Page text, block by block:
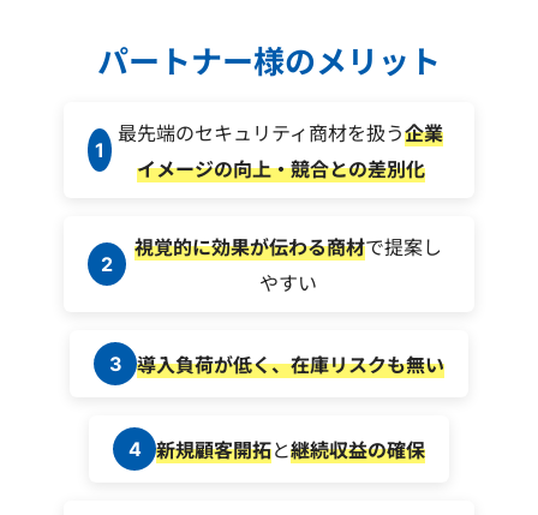
パートナー様のメリット
1
最先端のセキュリティ商材を扱う企業
イメージの向上・競合との差別化
2
視覚的に効果が伝わる商材で提案し
やすい
3 導入負荷が低く、在庫リスクも無い
4 新規顧客開拓と継続収益の確保